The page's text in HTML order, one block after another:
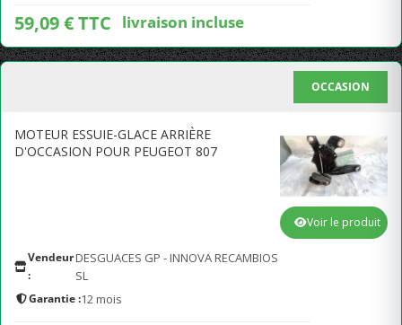
59,09 € TTC livraison incluse
OCCASION
MOTEUR ESSUIE-GLACE ARRIÈRE
D'OCCASION POUR PEUGEOT 807
Vendeur
:
DESGUACES GP - INNOVA RECAMBIOS
SL
Garantie :12 mois
Voir le produit